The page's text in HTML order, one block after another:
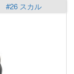
#26 スカル